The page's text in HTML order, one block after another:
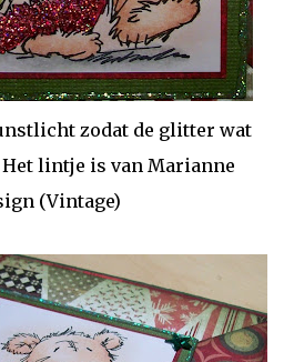
zodat de glitter wat
lintje is van Marianne
(Vintage)